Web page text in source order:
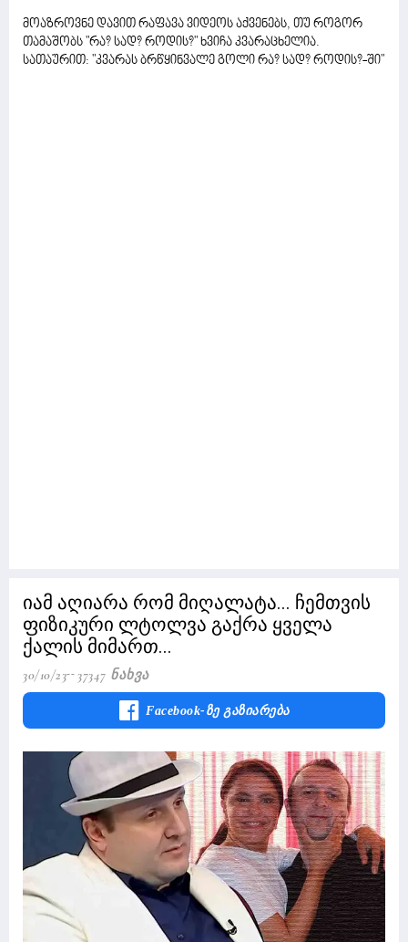
მოაზროვნე დავით რაფავა ვიდეოს აქვენებს, თუ როგორ
თამაშობს "რა? სად? როდის?" ხვიჩა კვარაცხელია.
სათაურით: "კვარას ბრწყინვალე გოლი რა? სად? როდის?-ში"
იამ აღიარა რომ მიღალატა... ჩემთვის
ფიზიკური ლტოლვა გაქრა ყველა
ქალის მიმართ...
30/10/23 37347 Ნახვა
Facebook-Ზე Გაზიარება